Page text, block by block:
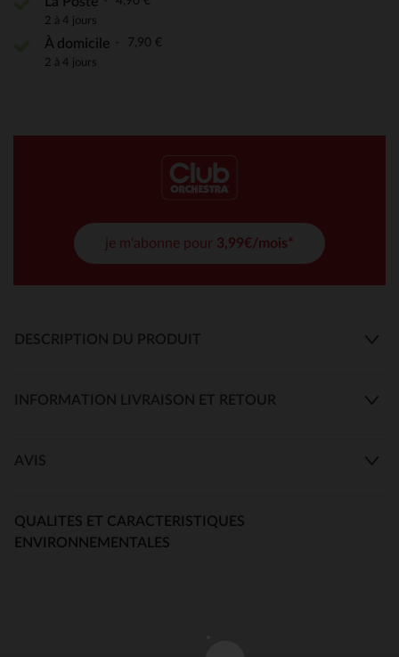
2 à 4 jours
À domicile 7,90 €
2 à 4 jours
je m'abonne pour 3,99€/mois*
DESCRIPTION DU PRODUIT
INFORMATION LIVRAISON ET RETOUR
AVIS
QUALITES ET CARACTERISTIQUES
ENVIRONNEMENTALES